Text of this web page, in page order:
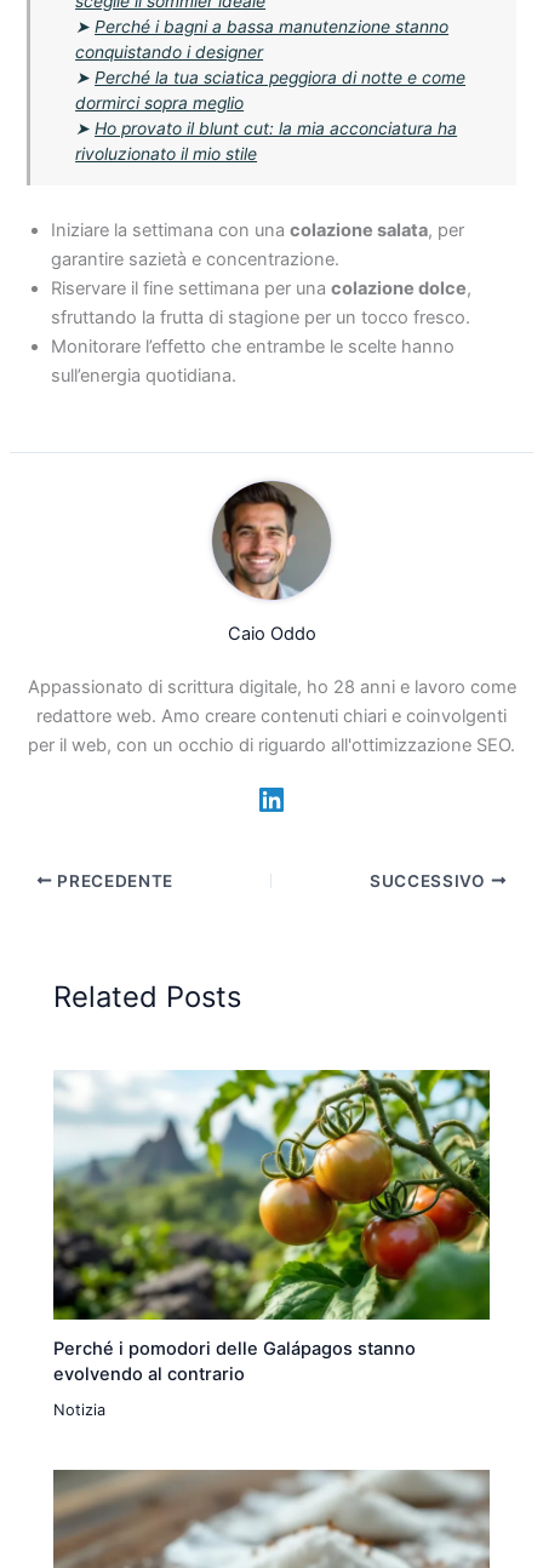
➤Perché i bagni a bassa manutenzione stanno
conquistando i designer
➤Perché la tua sciatica peggiora di notte e come
dormirci sopra meglio
➤Ho provato il blunt cut: la mia acconciatura ha
rivoluzionato il mio stile
Iniziare la settimana con unacolazione salata, per
garantire sazietà e concentrazione.
Riservare il fine settimana per unacolazione dolce,
sfruttando la frutta di stagione per un tocco fresco.
Monitorare l’effetto che entrambe le scelte hanno
sull’energia quotidiana.
Caio Oddo
Appassionato di scrittura digitale, ho 28 anni e lavoro come
redattore web. Amo creare contenuti chiari e coinvolgenti
per il web, con un occhio di riguardo all'ottimizzazione SEO.
PRECEDENTE SUCCESSIVO
Related Posts
Perché i pomodori delle Galápagos stanno
evolvendo al contrario
Notizia